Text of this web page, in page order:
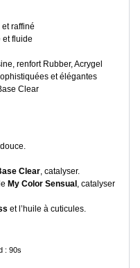
et raffiné
et fluide
renfort Rubber, Acrygel
et élégantes
Clear
Clear, catalyser.
My Color Sensual , catalyser
et l’huile à cuticules.
: 90s